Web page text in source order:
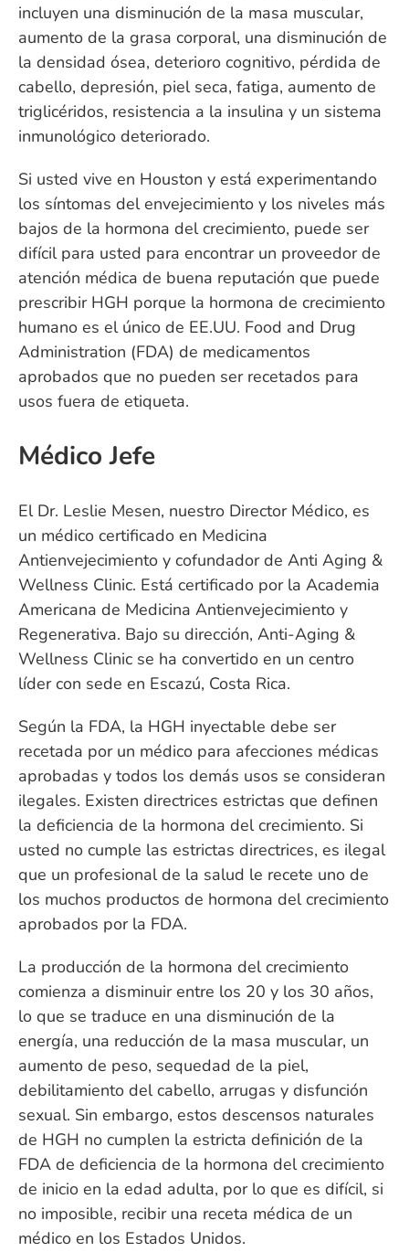
incluyen una disminución de la masa muscular,
aumento de la grasa corporal, una disminución de
la densidad ósea, deterioro cognitivo, pérdida de
cabello, depresión, piel seca, fatiga, aumento de
triglicéridos, resistencia a la insulina y un sistema
inmunológico deteriorado.
Si usted vive en Houston y está experimentando
los síntomas del envejecimiento y los niveles más
bajos de la hormona del crecimiento, puede ser
difícil para usted para encontrar un proveedor de
atención médica de buena reputación que puede
prescribir HGH porque la hormona de crecimiento
humano es el único de EE.UU. Food and Drug
Administration (FDA) de medicamentos
aprobados que no pueden ser recetados para
usos fuera de etiqueta.
Médico Jefe
El Dr. Leslie Mesen, nuestro Director Médico, es
un médico certificado en Medicina
Antienvejecimiento y cofundador de Anti Aging &
Wellness Clinic. Está certificado por la Academia
Americana de Medicina Antienvejecimiento y
Regenerativa. Bajo su dirección, Anti-Aging &
Wellness Clinic se ha convertido en un centro
líder con sede en Escazú, Costa Rica.
Según la FDA, la HGH inyectable debe ser
recetada por un médico para afecciones médicas
aprobadas y todos los demás usos se consideran
ilegales. Existen directrices estrictas que definen
la deficiencia de la hormona del crecimiento. Si
usted no cumple las estrictas directrices, es ilegal
que un profesional de la salud le recete uno de
los muchos productos de hormona del crecimiento
aprobados por la FDA.
La producción de la hormona del crecimiento
comienza a disminuir entre los 20 y los 30 años,
lo que se traduce en una disminución de la
energía, una reducción de la masa muscular, un
aumento de peso, sequedad de la piel,
debilitamiento del cabello, arrugas y disfunción
sexual. Sin embargo, estos descensos naturales
de HGH no cumplen la estricta definición de la
FDA de deficiencia de la hormona del crecimiento
de inicio en la edad adulta, por lo que es difícil, si
no imposible, recibir una receta médica de un
médico en los Estados Unidos.